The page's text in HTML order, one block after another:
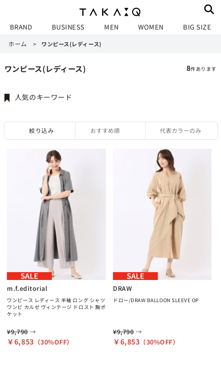
BRAND BUSINESS MEN WOMEN BIG SIZE
ホーム > ワンピース(レディース)
ワンピース(レディース) 8件あります
人気のキーワード
絞り込み
m.f.editorial
ワンピース レディース 半袖 ロング シャツ
ワンピ カルゼ ヴィンテージ ドロスト 胸ポ
ケット
¥9,790 →
￥6,853 （30%OFF）
DRAW
ドロー/DRAW BALLOON SLEEVE OP
¥9,790 →
￥6,853 （30%OFF）